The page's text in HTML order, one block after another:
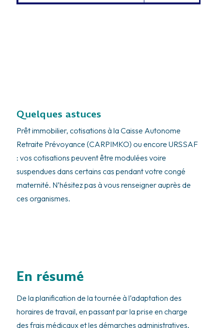
Quelques astuces
Prêt immobilier, cotisations à la Caisse Autonome
Retraite Prévoyance (CARPIMKO) ou encore URSSAF
: vos cotisations peuvent être modulées voire
suspendues dans certains cas pendant votre congé
maternité. N’hésitez pas à vous renseigner auprès de
ces organismes.
En résumé
De la planification de la tournée à l’adaptation des
horaires de travail, en passant par la prise en charge
des frais médicaux et les démarches administratives,